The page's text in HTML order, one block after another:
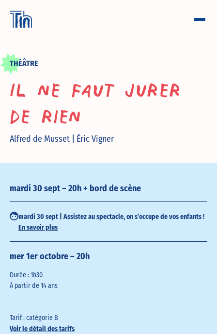
THÉÂTRE
Il ne faut jurer
de rien
Alfred de Musset | Éric Vigner
mardi 30 sept – 20h + bord de scène
mardi 30 sept | Assistez au spectacle, on s’occupe de vos enfants !
En savoir plus
mer 1er octobre – 20h
Durée : 1h30
À partir de 14 ans
Tarif : catégorie B
Voir le détail des tarifs